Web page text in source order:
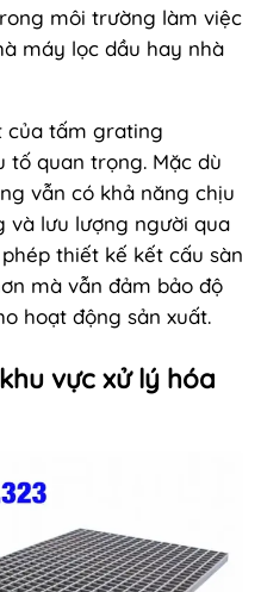
môi trường làm việc
máy lọc dầu hay nhà
của tấm grating
tố quan trọng. Mặc dù
vẫn có khả năng chịu
và lưu lượng người qua
thiết kế kết cấu sàn
mà vẫn đảm bảo độ
hoạt động sản xuất.
vực xử lý hóa